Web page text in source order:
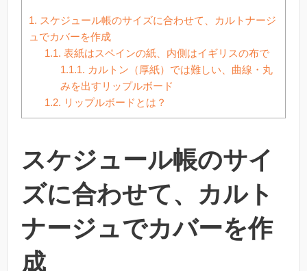
1. スケジュール帳のサイズに合わせて、カルトナージ
ュでカバーを作成
1.1. 表紙はスペインの紙、内側はイギリスの布で
1.1.1. カルトン（厚紙）では難しい、曲線・丸
みを出すリップルボード
1.2. リップルボードとは？
スケジュール帳のサイ
ズに合わせて、カルト
ナージュでカバーを作
成